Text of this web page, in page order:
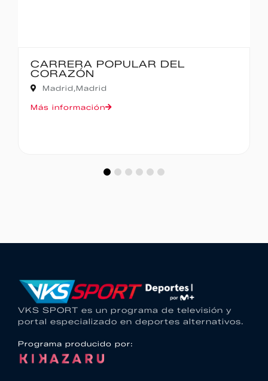
IBERCAJA MADRID CORRE POR
MADRID – 10K
Madrid,Madrid
Más información
VKS SPORT es un programa de televisión y
portal especializado en deportes alternativos.
Programa producido por: